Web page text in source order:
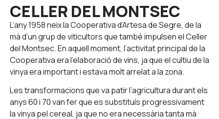
CELLER DEL MONTSEC
L’any 1958 neix la Cooperativa d’Artesa de Segre, de la
mà d’un grup de viticultors que també impulsen el Celler
del Montsec. En aquell moment, l’activitat principal de la
Cooperativa era l’elaboració de vins, ja que el cultiu de la
vinya era important i estava molt arrelat a la zona.
Les transformacions que va patir l’agricultura durant els
anys 60 i 70 van fer que es substituís progressivament
la vinya pel cereal, ja que no era necessària tanta mà